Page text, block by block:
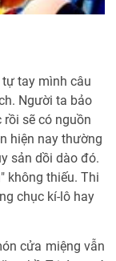
tay mình câu
Người ta bảo
rồi sẽ có nguồn
hiện nay thường
sản dồi dào đó.
không thiếu. Thi
chục kí-lô hay
cửa miệng vẫn